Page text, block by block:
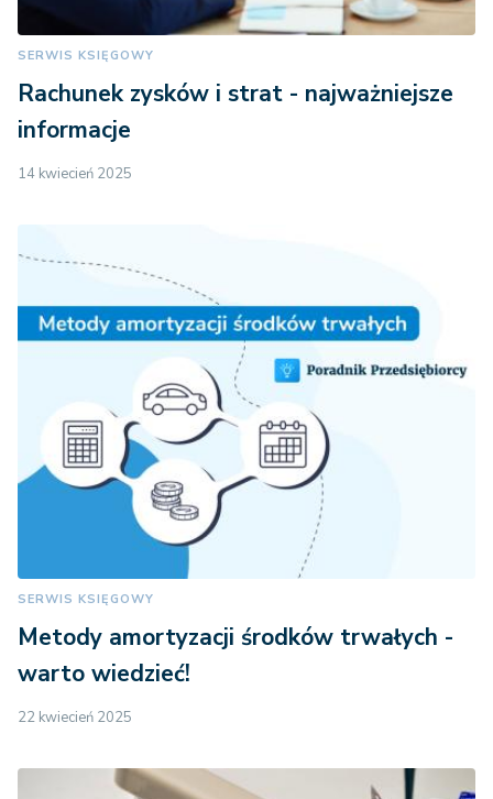
SERWIS KSIĘGOWY
Rachunek zysków i strat - najważniejsze
informacje
14 kwiecień 2025
SERWIS KSIĘGOWY
Metody amortyzacji środków trwałych -
warto wiedzieć!
22 kwiecień 2025